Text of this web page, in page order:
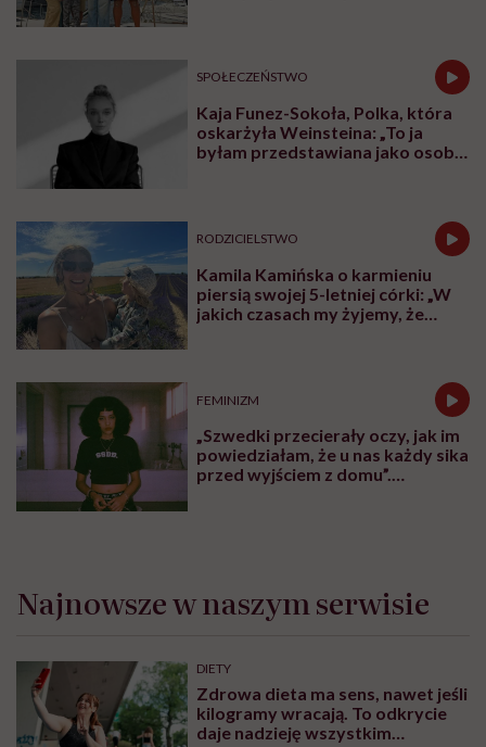
Posłuchajpodcastu
Posłuchaj nas również na:
YouTube Spotify
To również rozmowa o bardzo konkretnych
rozwiązaniach, które zmieniają polskie szpitale:
Domach Ronalda McDonalda, pokojach rodzinnych i
tysiącach łóżek dla rodziców, dzięki którym opieka nad
dzieckiem staje się bardziej ludzka. Bo kiedy choruje
dziecko, wsparcia potrzebuje cała rodzina.
#Aktywistka. Sprawia, że pewne rzeczy się
inicjują, łączy ludzi i projekty, kocha
może się czaić za rogiem
Zobacz profil